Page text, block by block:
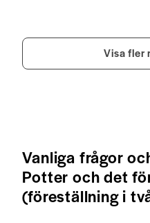
Visa fler
Vanliga frågor
Potter och det
(föreställning i